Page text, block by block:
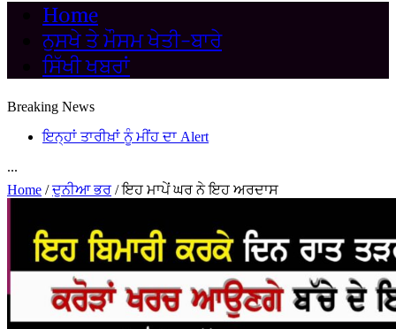
Home
ਨੁਸਖੇ ਤੇ ਮੌਸਮ ਖੇਤੀ-ਬਾਰੇ
ਸਿੱਖੀ ਖਬਰਾਂ
Breaking News
ਇਨ੍ਹਾਂ ਤਾਰੀਖ਼ਾਂ ਨੂੰ ਮੀਂਹ ਦਾ Alert
...
Home / ਦੁਨੀਆ ਭਰ / ਇਹ ਮਾਪੇਂ ਘਰ ਨੇ ਇਹ ਅਰਦਾਸ